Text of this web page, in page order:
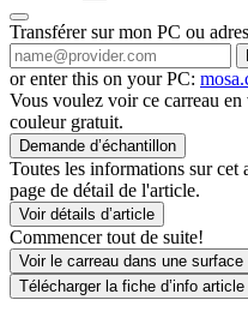
Transférer sur mon PC ou
or enter this on your PC:
Vous voulez voir ce carreau
couleur gratuit.
Demande d’échantillon
Toutes les informations sur cet
page de détail de l'article.
Voir détails d’article
Commencer tout de suite!
Voir le carreau dans une surface
Télécharger la fiche d’info article